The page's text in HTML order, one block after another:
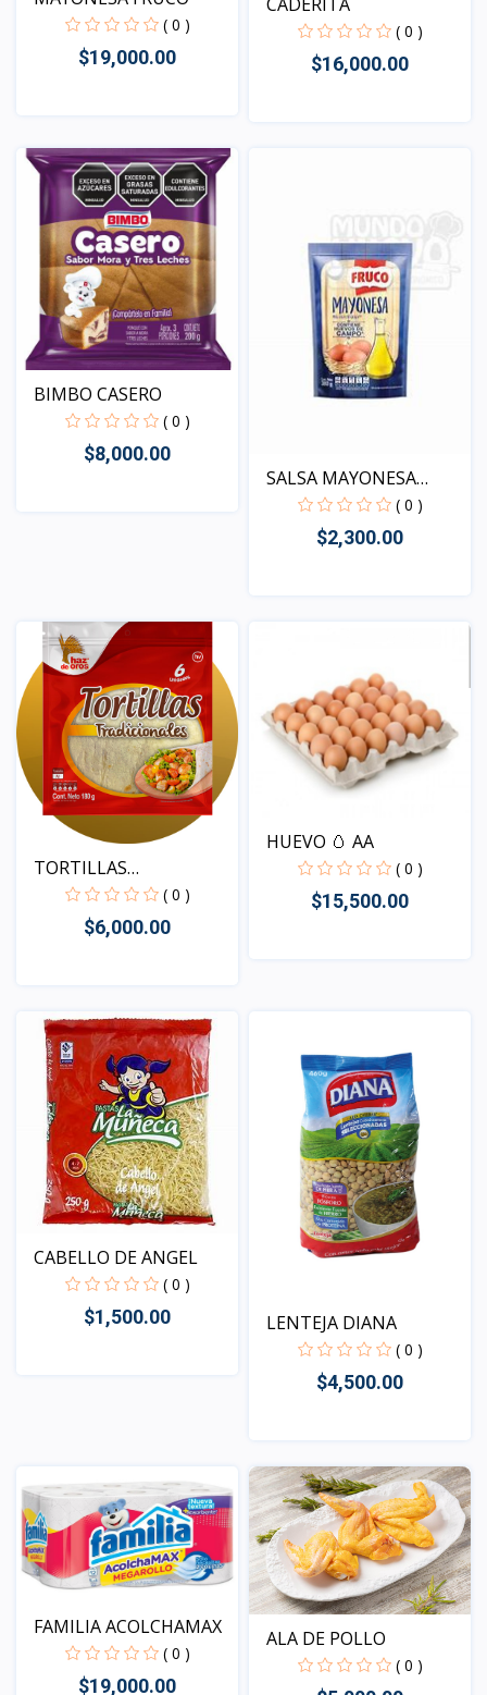
( 0 )
$19,000.00
( 0 )
$16,000.00
BIMBO CASERO
( 0 )
$8,000.00
SALSA MAYONESA
FRUCO
( 0 )
$2,300.00
TORTILLAS
TRADICIONALES( 0 )
$6,000.00
HUEVO 🥚 AA
( 0 )
$15,500.00
CABELLO DE ANGEL
( 0 )
$1,500.00 LENTEJA DIANA
( 0 )
$4,500.00
Vista
FAMILIA ACOLCHAMAX
( 0 )
$19,000.00
ALA DE POLLO
( 0 )